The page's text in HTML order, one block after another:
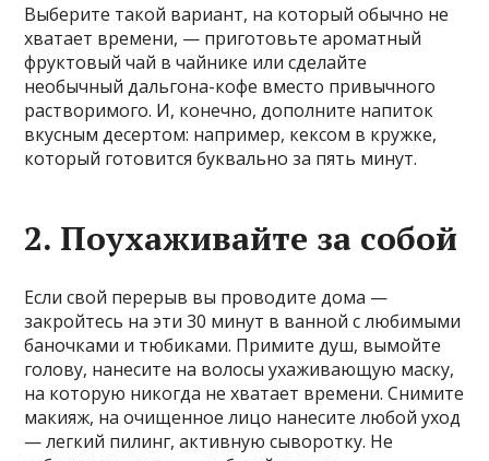
Выберите такой вариант, на который обычно не
хватает времени, — приготовьте ароматный
фруктовый чай в чайнике или сделайте
необычный дальгона-кофе вместо привычного
растворимого. И, конечно, дополните напиток
вкусным десертом: например, кексом в кружке,
который готовится буквально за пять минут.
2. Поухаживайте за собой
Если свой перерыв вы проводите дома —
закройтесь на эти 30 минут в ванной с любимыми
баночками и тюбиками. Примите душ, вымойте
голову, нанесите на волосы ухаживающую маску,
на которую никогда не хватает времени. Снимите
макияж, на очищенное лицо нанесите любой уход
— легкий пилинг, активную сыворотку. Не